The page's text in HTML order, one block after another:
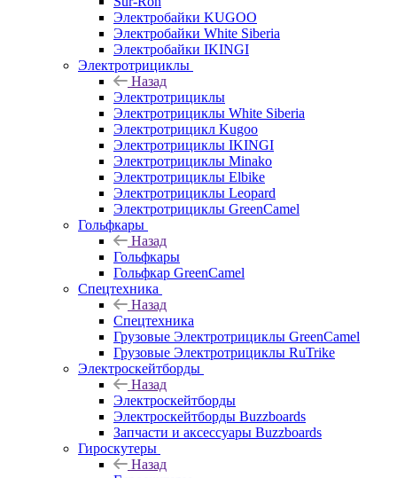
Электробайки KUGOO
Электробайки White Siberia
Электробайки IKINGI
Электротрициклы
Назад
Электротрициклы
Электротрициклы White Siberia
Электротрицикл Kugoo
Электротрициклы IKINGI
Электротрициклы Minako
Электротрициклы Elbike
Электротрициклы Leopard
Электротрициклы GreenCamel
Гольфкары
Назад
Гольфкары
Гольфкар GreenCamel
Спецтехника
Назад
Спецтехника
Грузовые Электротрициклы GreenCamel
Грузовые Электротрициклы RuTrike
Электроскейтборды
Назад
Электроскейтборды
Электроскейтборды Buzzboards
Запчасти и аксессуары Buzzboards
Гироскутеры
Назад